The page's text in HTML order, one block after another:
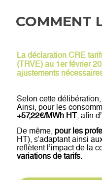
COMMENT
La déclaration CRE
(TRVE) au 1er février
ajustements
Selon cette
Ainsi, pour les
+57,22€/MWh HT, afin
De même, pour les
HT), s’adaptant ainsi
reflètent l’impact de la
variations de tarifs.